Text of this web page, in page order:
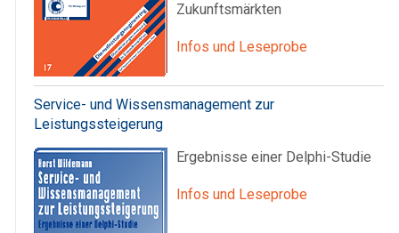
Zukunftsmärkten
Infos und Leseprobe
Service- und Wissensmanagement zur
Leistungssteigerung
Ergebnisse einer Delphi-Studie
Infos und Leseprobe